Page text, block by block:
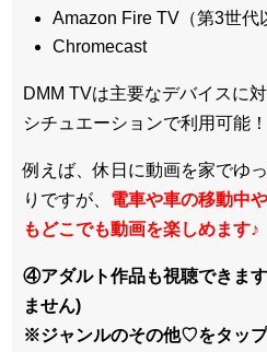
Amazon Fire TV（第3世代
Chromecast
DMM TVは主要なデバイスに
シチュエーションで利用可能！
例えば、休日に動画を家でゆ
りですが、 電車や車の移動中
もどこでも動画を楽しめます♪
④アダルト作品も視聴できま
ません)
※ジャンルのその他♡をタッ